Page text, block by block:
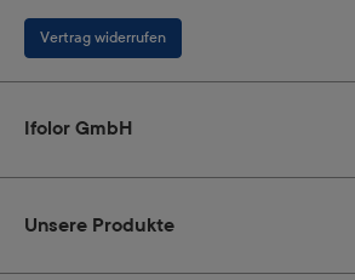
Vertrag widerrufen
Ifolor GmbH
Unsere Produkte